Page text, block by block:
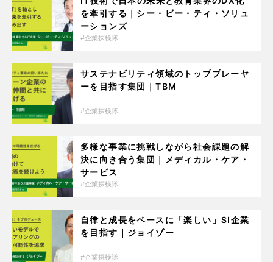
を牽引する｜シー・ビー・ティ・ソリュ
ーションズ
企業探検隊
サステナビリティ領域のトッププレーヤ
ーを目指す集団｜TBM
企業探検隊
多様な事業に挑戦しながら社会課題の解
決に向き合う集団｜メディカル・ケア・
サービス
企業探検隊
自律と成長をベースに「楽しい」SI企業
を目指す｜ジョイゾー
企業探検隊